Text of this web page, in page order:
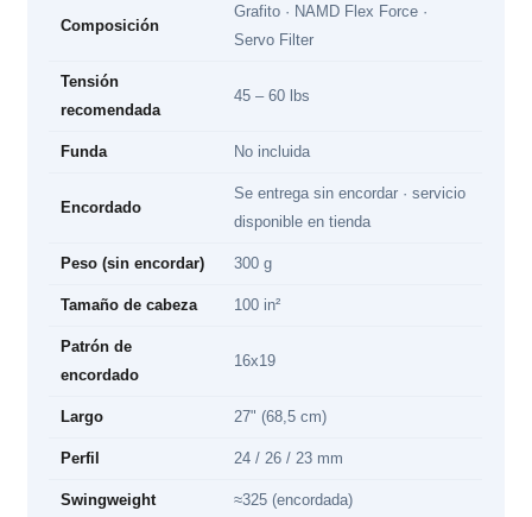
Composición
Grafito · NAMD Flex Force ·
Servo Filter
Tensión
recomendada
45 – 60 lbs
Funda No incluida
Encordado
Se entrega sin encordar · servicio
disponible en tienda
Peso (sin encordar) 300 g
Tamaño de cabeza 100 in²
Patrón de
encordado
16x19
Largo 27" (68,5 cm)
Perfil 24 / 26 / 23 mm
Swingweight ≈325 (encordada)